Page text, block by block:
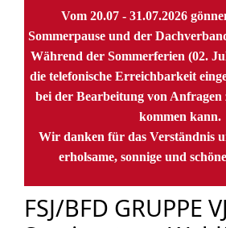
Vom 20.07 - 31.07.2026
Sommerpause und der
Während der Sommerferien (02.
die telefonische Erreichbarkeit
bei der Bearbeitung von Anfragen
kommen kann.
Wir danken für das Verständnis
erholsame, sonnige und
FSJ/BFD GRUPPE